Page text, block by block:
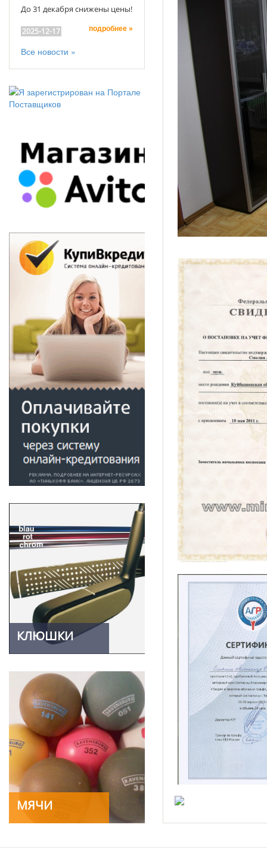
До 31 декабря снижены цены!
2025-12-17 подробнее »
Все новости »
КЛЮШКИ
МЯЧИ